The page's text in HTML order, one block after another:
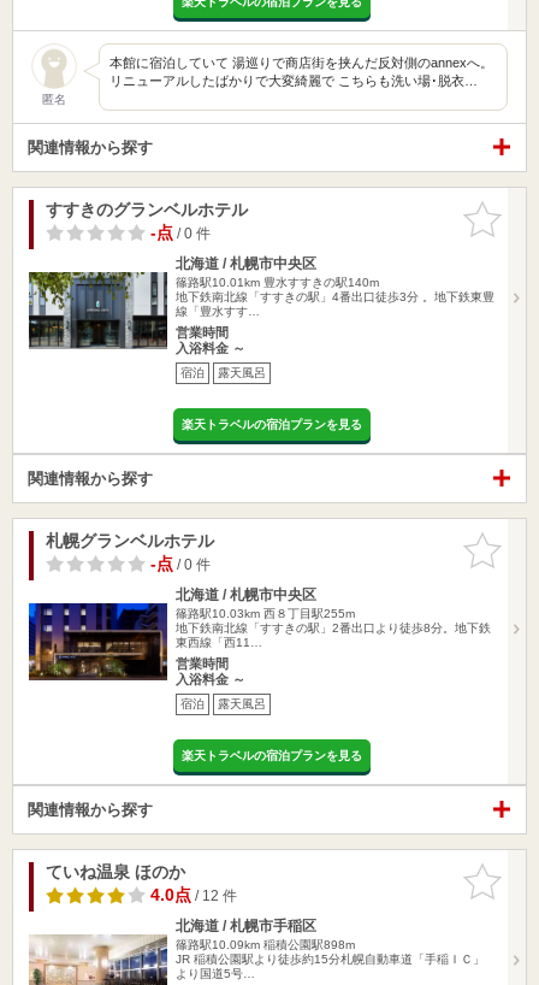
匿名
本館に宿泊していて 湯巡りで商店街を挟んだ反対側のannexへ。
リニューアルしたばかりで大変綺麗で こちらも洗い場･脱衣…
関連情報から探す
お気に入
りに追加
すすきのグランベルホテル
-点/ 0 件
北海道 / 札幌市中央区
篠路駅10.01km 豊水すすきの駅140m
地下鉄南北線「すすきの駅」4番出口徒歩3分 。地下鉄東豊
線「豊水すす…
営業時間
入浴料金 ～
宿泊 露天風呂
楽天トラベルの宿泊プランを見る
関連情報から探す
お気に入
りに追加
札幌グランベルホテル
-点/ 0 件
北海道 / 札幌市中央区
篠路駅10.03km 西８丁目駅255m
地下鉄南北線「すすきの駅」2番出口より徒歩8分。地下鉄
東西線「西11…
営業時間
入浴料金 ～
宿泊 露天風呂
楽天トラベルの宿泊プランを見る
関連情報から探す
お気に入
りに追加
ていね温泉 ほのか
4.0点/ 12 件
北海道 / 札幌市手稲区
篠路駅10.09km 稲積公園駅898m
JR 稲積公園駅より徒歩約15分札幌自動車道「手稲ＩＣ」
より国道5号…